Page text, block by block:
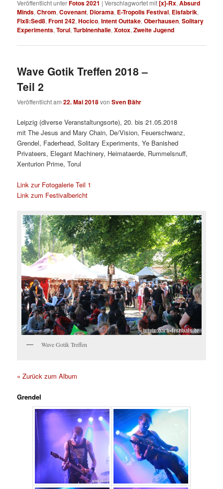
Veröffentlicht unterFotos 2021 |Verschlagwortet mit[x]-Rx,Absurd
Minds,Chrom,Covenant, Diorama, E-Tropolis Festival, Eisfabrik,
Fix8:Sed8,Front 242,Hocico,Intent Outtake,Oberhausen,Solitary
Experiments,Torul,Turbinenhalle,Xotox,Zweite Jugend
Wave Gotik Treffen 2018 –
Teil 2
Veröffentlicht am22. Mai 2018vonSven Bähr
Leipzig (diverse Veranstaltungsorte), 20. bis 21.05.2018
mit The Jesus and Mary Chain, De/Vision, Feuerschwanz,
Grendel, Faderhead, Solitary Experiments, Ye Banished
Privateers, Elegant Machinery, Heimataerde, Rummelsnuff,
Xenturion Prime, Torul
Link zur Fotogalerie Teil 1
Link zum Festivalbericht
Wave Gotik Treffen
« Zurück zum Album
Grendel